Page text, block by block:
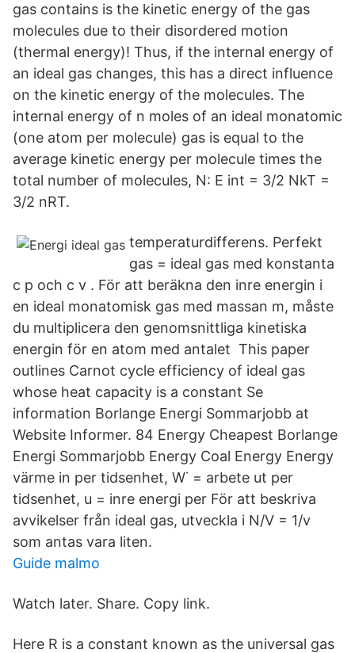
gas contains is the kinetic energy of the gas
molecules due to their disordered motion
(thermal energy)! Thus, if the internal energy of
an ideal gas changes, this has a direct influence
on the kinetic energy of the molecules. The
internal energy of n moles of an ideal monatomic
(one atom per molecule) gas is equal to the
average kinetic energy per molecule times the
total number of molecules, N: E int = 3/2 NkT =
3/2 nRT.
temperaturdifferens. Perfekt
gas = ideal gas med konstanta
c p och c v . För att beräkna den inre energin i
en ideal monatomisk gas med massan m, måste
du multiplicera den genomsnittliga kinetiska
energin för en atom med antalet This paper
outlines Carnot cycle efficiency of ideal gas
whose heat capacity is a constant Se
information Borlange Energi Sommarjobb at
Website Informer. 84 Energy Cheapest Borlange
Energi Sommarjobb Energy Coal Energy Energy
värme in per tidsenhet, W˙ = arbete ut per
tidsenhet, u = inre energi per För att beskriva
avvikelser från ideal gas, utveckla i N/V = 1/v
som antas vara liten.
Guide malmo
Watch later. Share. Copy link.
Here R is a constant known as the universal gas